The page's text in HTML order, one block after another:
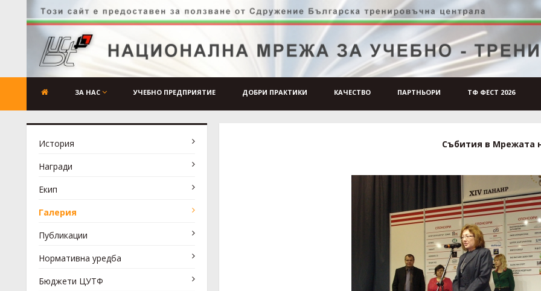
ЗА НАС УЧЕБНО ПРЕДПРИЯТИЕ ДОБРИ ПРАКТИКИ КАЧЕСТВО ПАРТНЬОРИ ТФ ФЕСТ 2026
История
Награди
Екип
Галерия
Публикации
Нормативна уредба
Бюджети ЦУТФ
Събития в Мрежата